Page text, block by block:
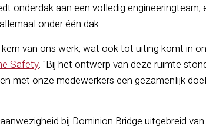
onderdak aan een volledig engineeringteam,
onder één dak.
van ons werk, wat ook tot uiting komt in
Safety. "Bij het ontwerp van deze ruimte
met onze medewerkers een gezamenlijk
bij Dominion Bridge uitgebreid van